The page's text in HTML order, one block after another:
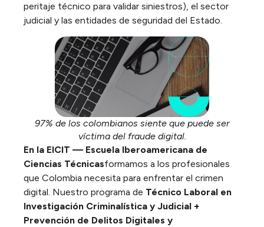
peritaje técnico para validar siniestros), el sector
judicial y las entidades de seguridad del Estado.
97% de los colombianos siente que puede ser
víctima del fraude digital.
En la EICIT — Escuela Iberoamericana de
Ciencias Técnicasformamos a los profesionales
que Colombia necesita para enfrentar el crimen
digital. Nuestro programa de Técnico Laboral en
Investigación Criminalística y Judicial +
Prevención de Delitos Digitales y